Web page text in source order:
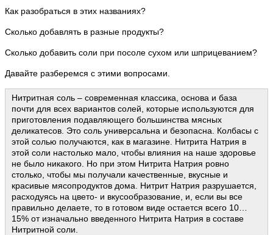
Как разобраться в этих названиях?
Сколько добавлять в разные продукты?
Сколько добавить соли при посоле сухом или шприцеванием?
Давайте разберемся с этими вопросами.
Нитритная соль – современная классика, основа и база
почти для всех вариантов солей, которые используются для
приготовления подавляющего большинства мясных
деликатесов. Это соль универсальна и безопасна. Колбасы с
этой солью получаются, как в магазине. Нитрита Натрия в
этой соли настолько мало, чтобы влияния на наше здоровье
не было никакого. Но при этом Нитрита Натрия ровно
столько, чтобы мы получали качественные, вкусные и
красивые мясопродуктов дома. Нитрит Натрия разрушается,
расходуясь на цвето- и вкусообразование, и, если вы все
правильно делаете, то в готовом виде остается всего 10…
15% от изначально введенного Нитрита Натрия в составе
Нитритной соли.